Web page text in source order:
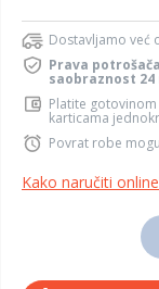
Dostavljamo već
Prava
saobraznost 24
Platite
karticama
Povrat robe
Kako naručiti